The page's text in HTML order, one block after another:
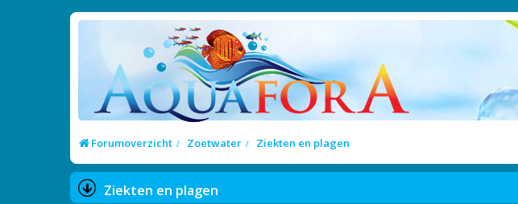
Forumoverzicht Zoetwater Ziekten en plagen
Ziekten en plagen